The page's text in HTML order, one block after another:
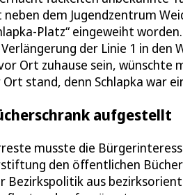
dem Jugendzentrum
Platz“ eingeweiht
der Linie 1 in
Ort zuhause sein, wünschte
stand, denn Schlapka war
aufgestellt
musste die
den öffentlichen
Bezirkspolitik aus